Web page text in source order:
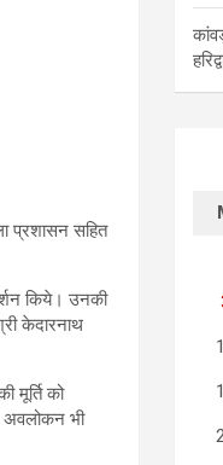
प्रशासन‌ सहित
किये। उनकी
केदारनाथ
मूर्ति को‌
अवलोकन भी